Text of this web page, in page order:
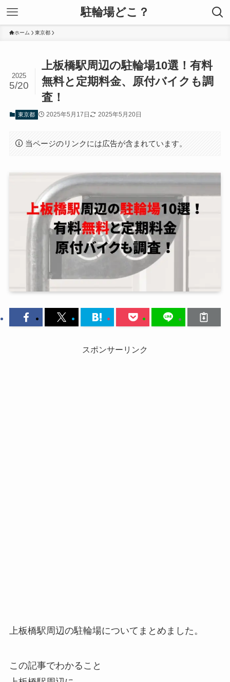
駐輪場どこ？
ホーム 東京都
上板橋駅周辺の駐輪場10選！有料
無料と定期料金、原付バイクも調
査！
2025
5/20
東京都 2025年5月17日 2025年5月20日
当ページのリンクには広告が含まれています。
スポンサーリンク
上板橋駅周辺の駐輪場についてまとめました。
この記事でわかること